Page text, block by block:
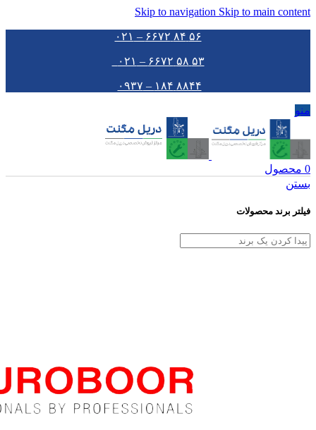
Skip to navigation Skip to main content
۵۶ ۸۴ ۶۶۷۲ – ۰۲۱
۵۳ ۵۸ ۶۶۷۲ – ۰۲۱
۸۸۴۴ ۱۸۴ – ۰۹۳۷
منو
0 محصول
بستن
فیلتر برند محصولات